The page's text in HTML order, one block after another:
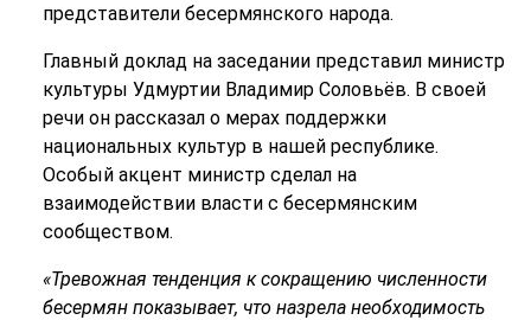
представители бесермянского народа.
Главный доклад на заседании представил министр
культуры Удмуртии Владимир Соловьёв. В своей
речи он рассказал о мерах поддержки
национальных культур в нашей республике.
Особый акцент министр сделал на
взаимодействии власти с бесермянским
сообществом.
«Тревожная тенденция к сокращению численности
бесермян показывает, что назрела необходимость